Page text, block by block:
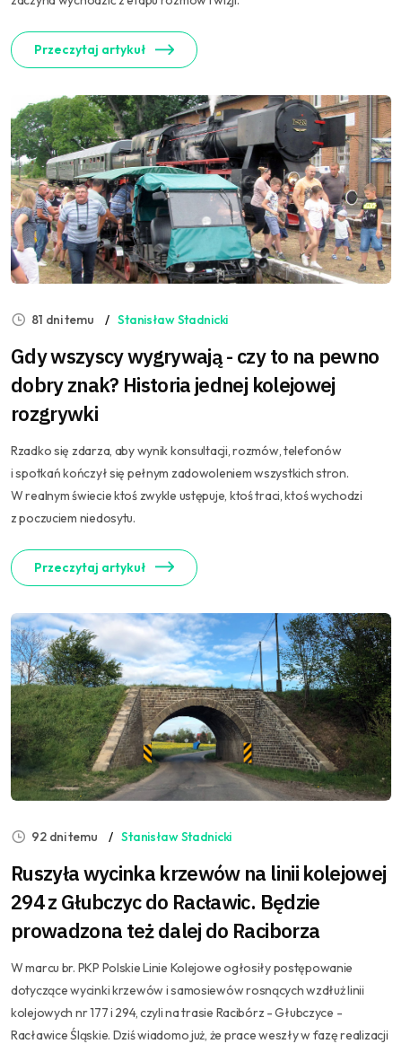
Przeczytaj artykuł
81 dni temu Stanisław Stadnicki
Gdy wszyscy wygrywają - czy to na pewno
dobry znak? Historia jednej kolejowej
rozgrywki
Rzadko się zdarza, aby wynik konsultacji, rozmów, telefonów
i spotkań kończył się pełnym zadowoleniem wszystkich stron.
W realnym świecie ktoś zwykle ustępuje, ktoś traci, ktoś wychodzi
z poczuciem niedosytu.
Przeczytaj artykuł
92 dni temu Stanisław Stadnicki
Ruszyła wycinka krzewów na linii kolejowej
294 z Głubczyc do Racławic. Będzie
prowadzona też dalej do Raciborza
W marcu br. PKP Polskie Linie Kolejowe ogłosiły postępowanie
dotyczące wycinki krzewów i samosiewów rosnących wzdłuż linii
kolejowych nr 177 i 294, czyli na trasie Racibórz - Głubczyce -
Racławice Śląskie. Dziś wiadomo już, że prace weszły w fazę realizacji